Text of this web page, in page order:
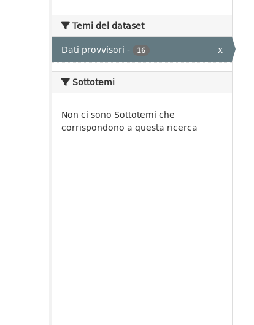
Temi del dataset
Dati provvisori - 16 x
Sottotemi
Non ci sono Sottotemi che
corrispondono a questa ricerca